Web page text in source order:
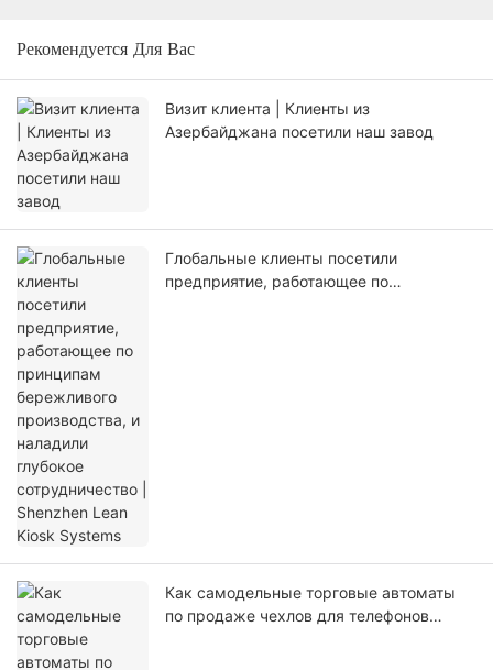
Рекомендуется Для Вас
Визит клиента | Клиенты из
Азербайджана посетили наш завод
Глобальные клиенты посетили
предприятие, работающее по
Как самодельные торговые автоматы
по продаже чехлов для телефонов